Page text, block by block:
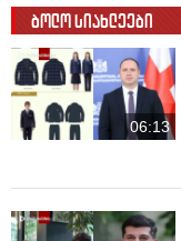
ბოლო სიახლეები
06:13